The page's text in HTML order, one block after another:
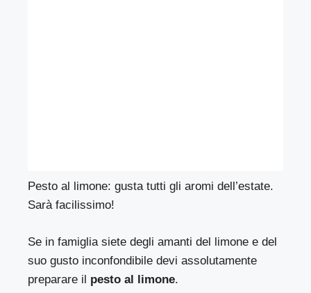
Pesto al limone: gusta tutti gli aromi dell’estate.
Sarà facilissimo!
Se in famiglia siete degli amanti del limone e del
suo gusto inconfondibile devi assolutamente
preparare il pesto al limone.